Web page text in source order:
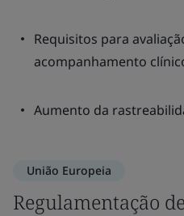
Requisitos para
acompanhamento
Aumento da
União Europeia
Regulamentação